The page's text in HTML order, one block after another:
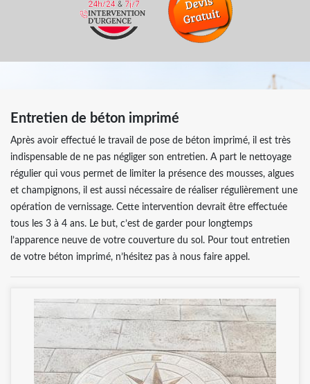
Entretien de béton imprimé
Après avoir effectué le travail de pose de béton imprimé, il est très
indispensable de ne pas négliger son entretien. A part le nettoyage
régulier qui vous permet de limiter la présence des mousses, algues
et champignons, il est aussi nécessaire de réaliser régulièrement une
opération de vernissage. Cette intervention devrait être effectuée
tous les 3 à 4 ans. Le but, c’est de garder pour longtemps
l’apparence neuve de votre couverture du sol. Pour tout entretien
de votre béton imprimé, n’hésitez pas à nous faire appel.